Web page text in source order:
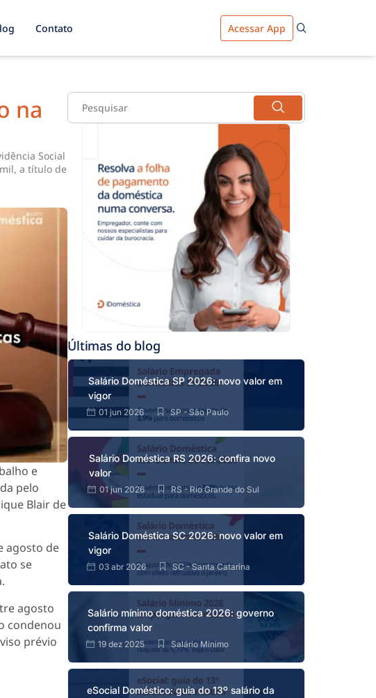
Contato Acessar App
na
Social
a título de
e
pelo
Blair de
agosto de
se
agosto
condenou
prévio
Últimas do blog
Salário Doméstica SP 2026: novo valor em
vigor
01 jun 2026 SP - São Paulo
Salário Doméstica RS 2026: confira novo
valor
01 jun 2026 RS - Rio Grande do Sul
Salário Doméstica SC 2026: novo valor em
vigor
03 abr 2026 SC - Santa Catarina
Salário mínimo doméstica 2026: governo
confirma valor
19 dez 2025 Salário Mínimo
eSocial Doméstico: guia do 13º salário da